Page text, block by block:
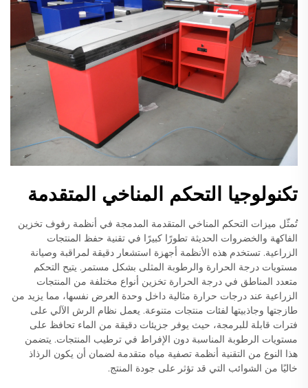
تكنولوجيا التحكم المناخي المتقدمة
تُمثّل ميزات التحكم المناخي المتقدمة المدمجة في أنظمة رفوف تخزين
الفاكهة والخضروات الحديثة تطورًا كبيرًا في تقنية حفظ المنتجات
الزراعية. تستخدم هذه الأنظمة أجهزة استشعار دقيقة لمراقبة وصيانة
مستويات درجة الحرارة والرطوبة المثلى بشكل مستمر. يتيح التحكم
متعدد المناطق في درجة الحرارة تخزين أنواع مختلفة من المنتجات
الزراعية عند درجات حرارة مثالية داخل وحدة العرض نفسها، مما يزيد من
طازجتها وجاذبيتها لفئات منتجات متنوعة. يعمل نظام الرش الآلي على
فترات قابلة للبرمجة، حيث يوفر جزيئات دقيقة من الماء تحافظ على
مستويات الرطوبة المناسبة دون الإفراط في ترطيب المنتجات. يتضمن
هذا النوع من التقنية أنظمة تصفية مياه متقدمة لضمان أن يكون الرذاذ
خاليًا من الشوائب التي قد تؤثر على جودة المنتج.